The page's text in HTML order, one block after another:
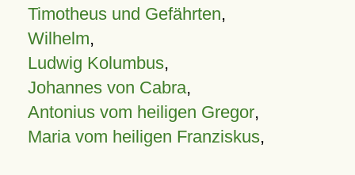
Timotheus und Gefährten,
Wilhelm,
Ludwig Kolumbus,
Johannes von Cabra,
Antonius vom heiligen Gregor,
Maria vom heiligen Franziskus,